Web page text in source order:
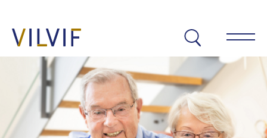
Warum VILVIF?
Residenzen